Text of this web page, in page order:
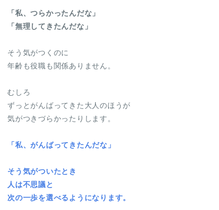
「私、つらかったんだな」
「無理してきたんだな」
そう気がつくのに
年齢も役職も関係ありません。
むしろ
ずっとがんばってきた大人のほうが
気がつきづらかったりします。
「私、がんばってきたんだな」
そう気がついたとき
人は不思議と
次の一歩を選べるようになります。